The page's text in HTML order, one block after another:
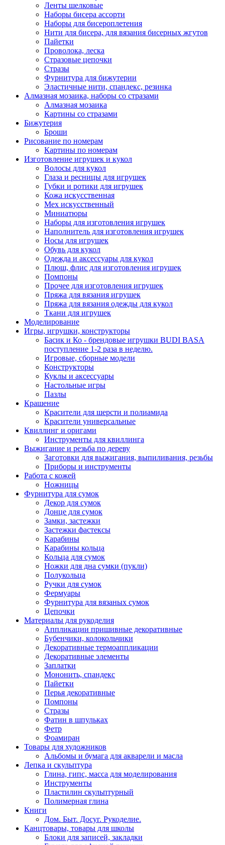
Ленты шелковые
Наборы бисера ассорти
Наборы для бисероплетения
Нити для бисера, для вязания бисерных жгутов
Пайетки
Проволока, леска
Стразовые цепочки
Стразы
Фурнитура для бижутерии
Эластичные нити, спандекс, резинка
Алмазная мозаика, наборы со стразами
Алмазная мозаика
Картины co стразами
Бижутерия
Броши
Рисование по номерам
Картины по номерам
Изготовление игрушек и кукол
Волосы для кукол
Глаза и ресницы для игрушек
Губки и ротики для игрушек
Кожа искусственная
Мех искусственный
Миниатюры
Наборы для изготовления игрушек
Наполнитель для изготовления игрушек
Носы для игрушек
Обувь для кукол
Одежда и аксессуары для кукол
Плюш, флис для изготовления игрушек
Помпоны
Прочее для изготовления игрушек
Пряжа для вязания игрушек
Пряжа для вязания одежды для кукол
Ткани для игрушек
Моделирование
Игры, игрушки, конструкторы
Басик и Ко - брендовые игрушки BUDI BASA
поступление 1-2 раза в неделю.
Игровые, сборные модели
Конструкторы
Куклы и аксессуары
Настольные игры
Пазлы
Крашение
Красители для шерсти и полиамида
Красители универсальные
Квиллинг и оригами
Инструменты для квиллинга
Выжигание и резьба по дереву
Заготовки для выжигания, выпиливания, резьбы
Приборы и инструменты
Работа с кожей
Ножницы
Фурнитура для сумок
Декор для сумок
Донце для сумок
Замки, застежки
Застежки фастексы
Карабины
Карабины кольца
Кольца для сумок
Ножки для дна сумки (пукли)
Полукольца
Ручки для сумок
Фермуары
Фурнитура для вязаных сумок
Цепочки
Материалы для рукоделия
Аппликации пришивные декоративные
Бубенчики, колокольчики
Декоративные термоаппликации
Декоративные элементы
Заплатки
Мононить, спандекс
Пайетки
Перья декоративные
Помпоны
Стразы
Фатин в шпульках
Фетр
Фоамиран
Товары для художников
Альбомы и бумага для акварели и масла
Лепка и скульптура
Глина, гипс, масса для моделирования
Инструменты
Пластилин скульптурный
Полимерная глина
Книги
Дом. Быт. Досуг. Рукоделие.
Канцтовары, товары для школы
Блоки для записей, закладки